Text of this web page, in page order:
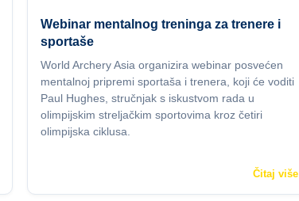
Webinar mentalnog treninga za trenere i
sportaše
World Archery Asia organizira webinar posvećen
mentalnoj pripremi sportaša i trenera, koji će voditi
Paul Hughes, stručnjak s iskustvom rada u
olimpijskim streljačkim sportovima kroz četiri
olimpijska ciklusa.
Čitaj više